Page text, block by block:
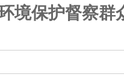
境保护督察群